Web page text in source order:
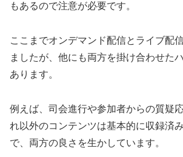
もあるので注意が必要です。
ここまでオンデマンド配信とライブ配
ましたが、他にも両方を掛け合わせた
あります。
例えば、司会進行や参加者からの質疑
れ以外のコンテンツは基本的に収録済
で、両方の良さを生かしています。